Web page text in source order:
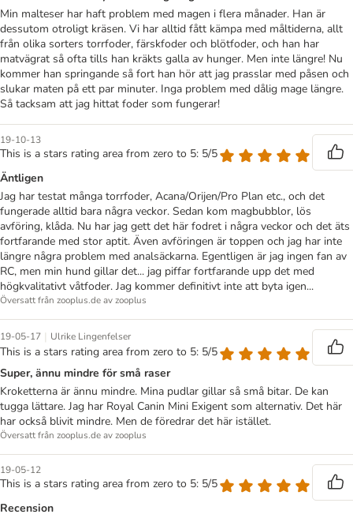
Min malteser har haft problem med magen i flera månader. Han är
dessutom otroligt kräsen. Vi har alltid fått kämpa med måltiderna, allt
från olika sorters torrfoder, färskfoder och blötfoder, och han har
matvägrat så ofta tills han kräkts galla av hunger. Men inte längre! Nu
kommer han springande så fort han hör att jag prasslar med påsen och
slukar maten på ett par minuter. Inga problem med dålig mage längre.
Så tacksam att jag hittat foder som fungerar!
19-10-13
This is a stars rating area from zero to 5: 5/5
Äntligen
Jag har testat många torrfoder, Acana/Orijen/Pro Plan etc., och det
fungerade alltid bara några veckor. Sedan kom magbubblor, lös
avföring, klåda. Nu har jag gett det här fodret i några veckor och det äts
fortfarande med stor aptit. Även avföringen är toppen och jag har inte
längre några problem med analsäckarna. Egentligen är jag ingen fan av
RC, men min hund gillar det... jag piffar fortfarande upp det med
högkvalitativt våtfoder. Jag kommer definitivt inte att byta igen...
Översatt från zooplus.de av zooplus
19-05-17 | Ulrike Lingenfelser
This is a stars rating area from zero to 5: 5/5
Super, ännu mindre för små raser
Kroketterna är ännu mindre. Mina pudlar gillar så små bitar. De kan
tugga lättare. Jag har Royal Canin Mini Exigent som alternativ. Det här
har också blivit mindre. Men de föredrar det här istället.
Översatt från zooplus.de av zooplus
19-05-12
This is a stars rating area from zero to 5: 5/5
Recension